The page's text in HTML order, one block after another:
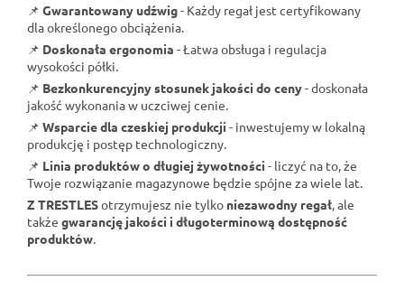
📌 Gwarantowany udźwig- Każdy regał jest certyfikowany
dla określonego obciążenia.
📌 Doskonała ergonomia - Łatwa obsługa i regulacja
wysokości półki.
📌 Bezkonkurencyjny stosunek jakości do ceny- doskonała
jakość wykonania w uczciwej cenie.
📌 Wsparcie dla czeskiej produkcji - inwestujemy w lokalną
produkcję i postęp technologiczny.
📌 Linia produktów o długiej żywotności - liczyć na to, że
Twoje rozwiązanie magazynowe będzie spójne za wiele lat.
Z TRESTLESotrzymujesz nie tylko niezawodny regał , ale
także gwarancję jakości i długoterminową dostępność
produktów